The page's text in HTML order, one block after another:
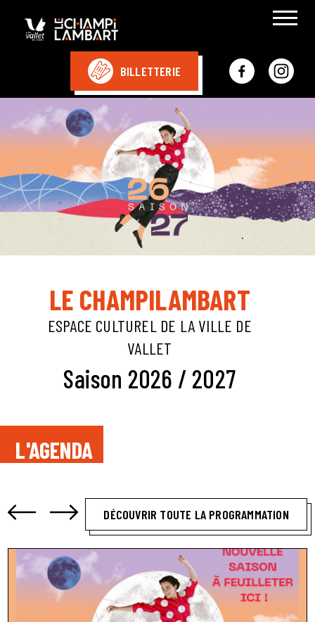
BILLETTERIE
LE CHAMPILAMBART
ESPACE CULTUREL DE LA VILLE DE
VALLET
Saison 2026 / 2027
L'AGENDA
DÉCOUVRIR TOUTE LA PROGRAMMATION